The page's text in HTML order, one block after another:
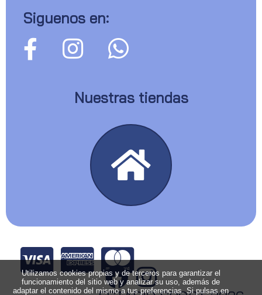
Siguenos en:
Nuestras tiendas
Utilizamos cookies propias y de terceros para garantizar el
funcionamiento del sitio web y analizar su uso, además de
adaptar el contenido del mismo a tus preferencias. Si pulsas en